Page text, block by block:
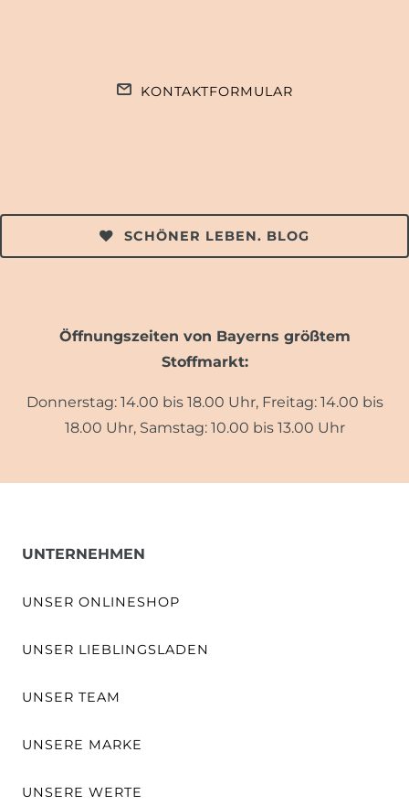
KONTAKTFORMULAR
SCHÖNER LEBEN. BLOG
Öffnungszeiten von Bayerns größtem
Stoffmarkt:
Donnerstag: 14.00 bis 18.00 Uhr, Freitag: 14.00 bis
18.00 Uhr, Samstag: 10.00 bis 13.00 Uhr
UNTERNEHMEN
UNSER ONLINESHOP
UNSER LIEBLINGSLADEN
UNSER TEAM
UNSERE MARKE
UNSERE WERTE